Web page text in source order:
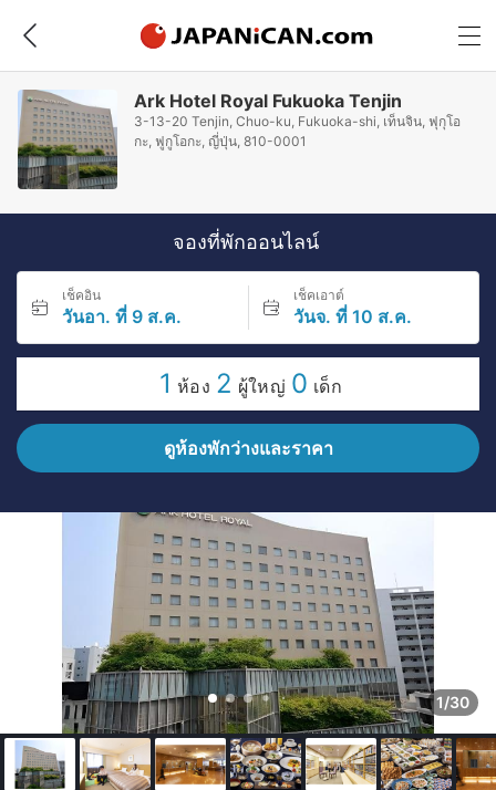
Ark Hotel Royal Fukuoka Tenjin
3-13-20 Tenjin, Chuo-ku, Fukuoka-shi, เท็นจิน, ฟุกุโอ
กะ, ฟูกูโอกะ, ญี่ปุ่น, 810-0001
จองที่พักออนไลน์
เช็คอิน
วันอา. ที่ 9 ส.ค.
เช็คเอาต์
วันจ. ที่ 10 ส.ค.
1 ห้อง 2 ผู้ใหญ่ 0 เด็ก
ดูห้องพักว่างและราคา
1/30